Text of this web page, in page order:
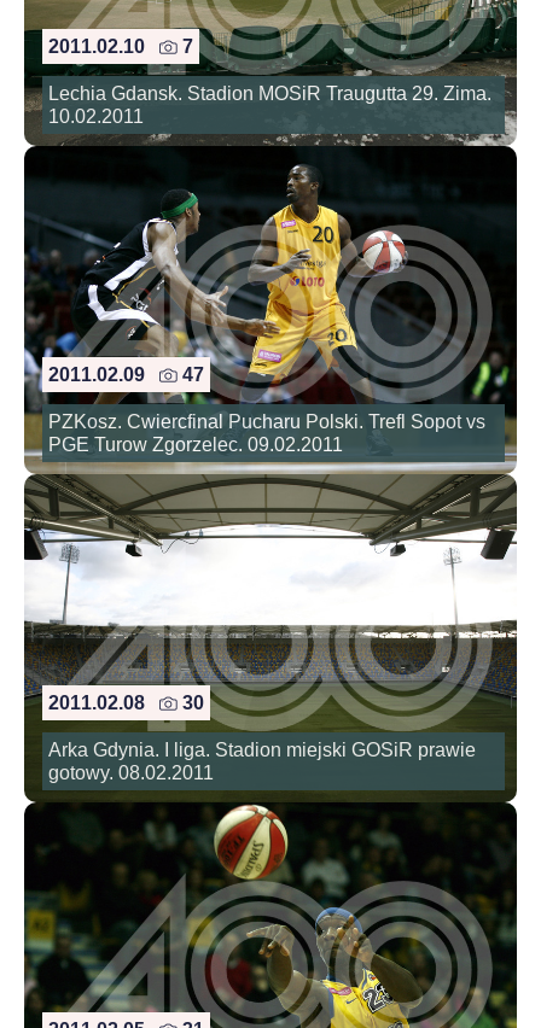
2011.02.10 7
Lechia Gdansk. Stadion MOSiR Traugutta 29. Zima.
10.02.2011
2011.02.09 47
PZKosz. Cwiercfinal Pucharu Polski. Trefl Sopot vs
PGE Turow Zgorzelec. 09.02.2011
2011.02.08 30
Arka Gdynia. I liga. Stadion miejski GOSiR prawie
gotowy. 08.02.2011